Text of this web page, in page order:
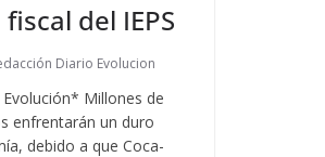
del IEPS
Diario Evolucion
Millones de
enfrentarán un duro
debido a que Coca-